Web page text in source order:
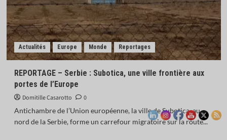
Actualités Europe Monde Reportages
REPORTAGE – Serbie : Subotica, une ville frontière aux
portes de l’Europe
Domitille Casarotto
0
Antichambre de l’Union européenne, la ville de Subotica, au
nord de la Serbie, forme un carrefour migratoire sur la route...